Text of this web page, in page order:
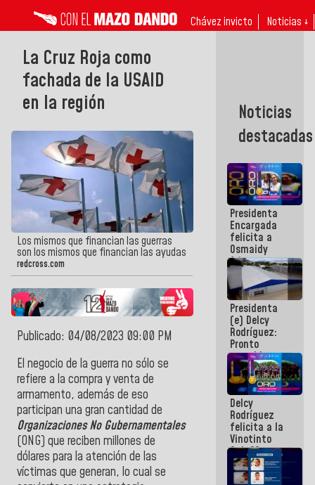
Chávez invicto Noticias ↓
La Cruz Roja como
fachada de la USAID
en la región
Los mismos que financian las guerras
son los mismos que financian las ayudas
redcross.com
Publicado: 04/08/2023 09:00 PM
El negocio de la guerra no sólo se
refiere a la compra y venta de
armamento, además de eso
participan una gran cantidad de
Organizaciones No Gubernamentales
(ONG) que reciben millones de
dólares para la atención de las
víctimas que generan, lo cual se
Noticias
destacadas
Presidenta
Encargada
felicita a
Osmaidy
Arias y
Giraly
Marcano por
hacer
historia en
los
Centroamericanos
Presidenta
(e) Delcy
Rodríguez:
Pronto
restableceremos
las
operaciones
en el
Aeropuerto
Internacional
de
Maiquetía
Delcy
Rodríguez
felicita a la
Vinotinto
Sub 20
campeona
frente